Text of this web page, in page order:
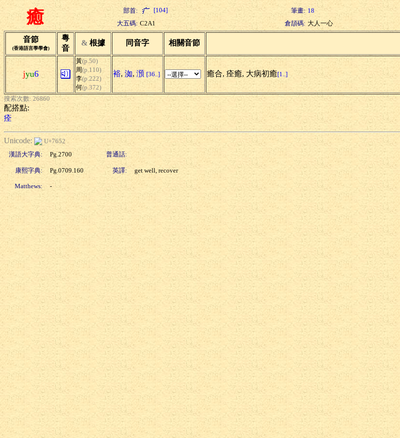
癒 部首: [104] 筆畫: 18
大五碼: C2A1 倉頡碼: 大人一心
音節
(香港語言學學會)
粵
音
& 根據 同音字 相關音節
jyu6
黃(p.50)
周(p.110)
李(p.222)
何(p.372)
裕, 洳, 澦 [36..] 癒合, 痊癒, 大病初癒[1..]
搜索次數: 26860
配搭點:
痊
Unicode:
U+7652
漢語大字典:
Pg.2700 普通話:
康熙字典: Pg.0709.160 英譯: get well, recover
Matthews: -